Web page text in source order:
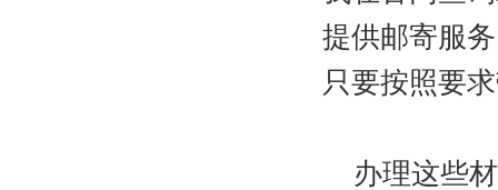
提供邮寄服
只要按照要
办理这些材